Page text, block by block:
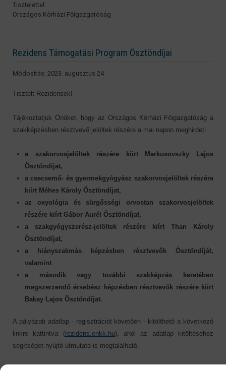
Tisztelettel:
Országos Kórházi Főigazgatóság
Rezidens Támogatási Program Ösztöndíjai
Módosítás: 2023. augusztus 24
Tisztelt Rezidensek!
Tájékoztatjuk Önöket, hogy az Országos Kórházi Főigazgatóság a
szakképzésben résztvevő jelöltek részére a mai napon meghirdeti
a szakorvosjelöltek részére kiírt Markusovszky Lajos
Ösztöndíjat,
a csecsemő- és gyermekgyógyász szakorvosjelöltek részére
kiírt Méhes Károly Ösztöndíjat,
az oxyológia és sürgősségi orvostan szakorvosjelöltek
részére kiírt Gábor Aurél Ösztöndíjat,
a szakgyógyszerész-jelöltek részére kiírt Than Károly
Ösztöndíjat,
a hiányszakmás képzésben résztvevők Ösztöndíját,
valamint
a második vagy további szakképzés keretében
megszerzendő érsebész képzésben résztvevők részére kiírt
Bakay Lajos Ösztöndíjat.
A pályázati adatlap - regisztrációt követően - kitölthető a következő
linkre kattintva (rezidens.enkk.hu), ahol az adatlap kitöltéséhez
segítséget nyújtó útmutató is megtalálható.